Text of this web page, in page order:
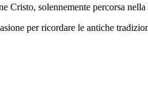
Cristo, solennemente percorsa nella
per ricordare le antiche